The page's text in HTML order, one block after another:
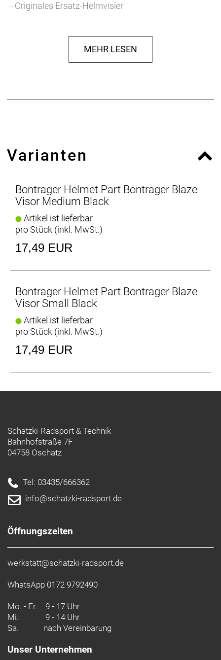
- Originales Ersatz-Helmvisier
MEHR LESEN
Varianten
Bontrager Helmet Part Bontrager Blaze
Visor Medium Black
Artikel ist lieferbar
pro Stück (inkl. MwSt.)
17,49 EUR
Bontrager Helmet Part Bontrager Blaze
Visor Small Black
Artikel ist lieferbar
pro Stück (inkl. MwSt.)
17,49 EUR
Schatzki-Radsport & Technik
Bahnhofstraße 7F
04758 Oschatz
Tel: 03435/666362
info@schatzki-radsport.de
Öffnungszeiten
werkstatt@schatzki-radsport.de
WhatsApp 0172 9792490
Mo. - Fr. 9 - 17 Uhr
Mi.
9 - 14 Uhr
Sa.
nach Vereinbarung
Unser Unternehmen